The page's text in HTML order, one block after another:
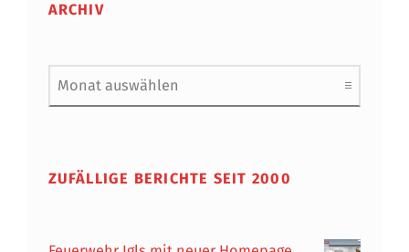
ARCHIV
Archiv
ZUFÄLLIGE BERICHTE SEIT 2000